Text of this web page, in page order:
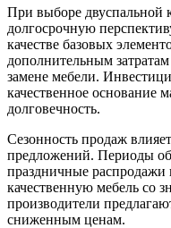
При выборе двуспальной
долгосрочную
качестве базовых
дополнительным
замене мебели.
качественное основание
долговечность.
Сезонность продаж
предложений. Периоды
праздничные распродажи
качественную мебель со
производители
сниженным ценам.